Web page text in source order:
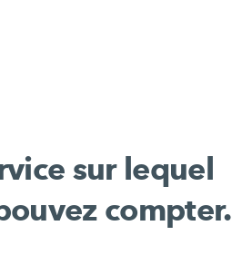
sur lequel
compter.